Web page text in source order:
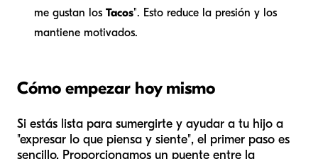
me gustan los Tacos". Esto reduce la presión y los
mantiene motivados.
Cómo empezar hoy mismo
Si estás lista para sumergirte y ayudar a tu hijo a
"expresar lo que piensa y siente", el primer paso es
sencillo. Proporcionamos un puente entre la